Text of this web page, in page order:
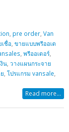
, pre order, Van
ชื่อ, ขายแบบพรีออเด
, พรีออเดอร์,
น, วางแผนกระจาย
, โปรแกรม vansale,
Read more...